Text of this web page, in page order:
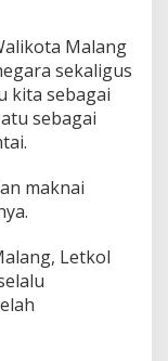
Malang
sekaligus
kita sebagai
sebagai
maknai
Letkol